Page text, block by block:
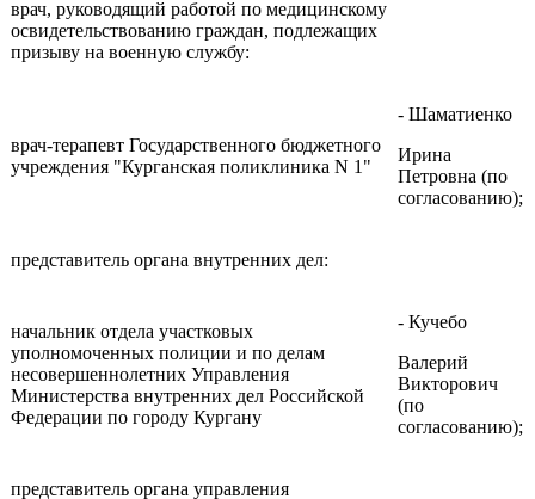
врач, руководящий работой по медицинскому
освидетельствованию граждан, подлежащих
призыву на военную службу:
врач-терапевт Государственного бюджетного
учреждения "Курганская поликлиника N 1"
- Шаматиенко
Ирина
Петровна (по
согласованию);
представитель органа внутренних дел:
начальник отдела участковых
уполномоченных полиции и по делам
несовершеннолетних Управления
Министерства внутренних дел Российской
Федерации по городу Кургану
- Кучебо
Валерий
Викторович
(по
согласованию);
представитель органа управления